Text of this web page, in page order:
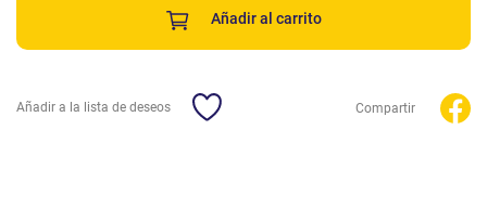
Añadir al carrito
Añadir a la lista de deseos Compartir